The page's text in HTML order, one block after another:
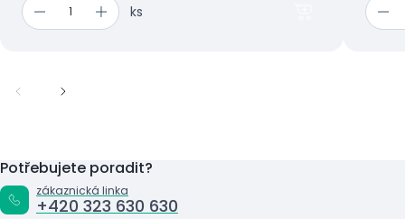
ks
Potřebujete poradit?
zákaznická linka
+420 323 630 630